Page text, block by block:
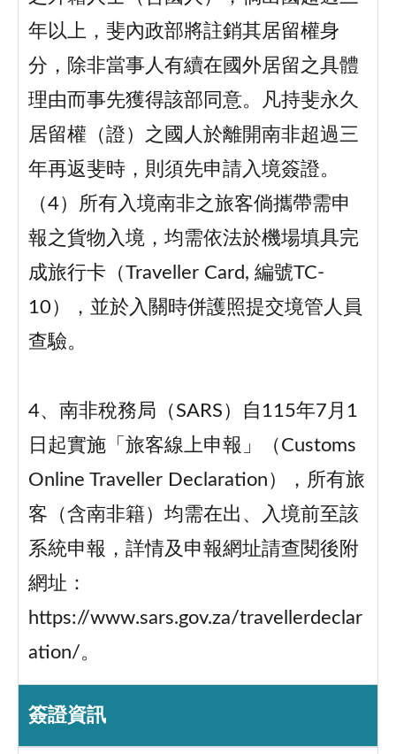
年以上，斐內政部將註銷其居留權身
分，除非當事人有續在國外居留之具體
理由而事先獲得該部同意。凡持斐永久
居留權（證）之國人於離開南非超過三
年再返斐時，則須先申請入境簽證。
（4）所有入境南非之旅客倘攜帶需申
報之貨物入境，均需依法於機場填具完
成旅行卡（Traveller Card, 編號TC-
10），並於入關時併護照提交境管人員
查驗。
4、南非稅務局（SARS）自115年7月1
日起實施「旅客線上申報」（Customs
Online Traveller Declaration），所有旅
客（含南非籍）均需在出、入境前至該
系統申報，詳情及申報網址請查閱後附
網址：
https://www.sars.gov.za/travellerdeclar
ation/。
簽證資訊